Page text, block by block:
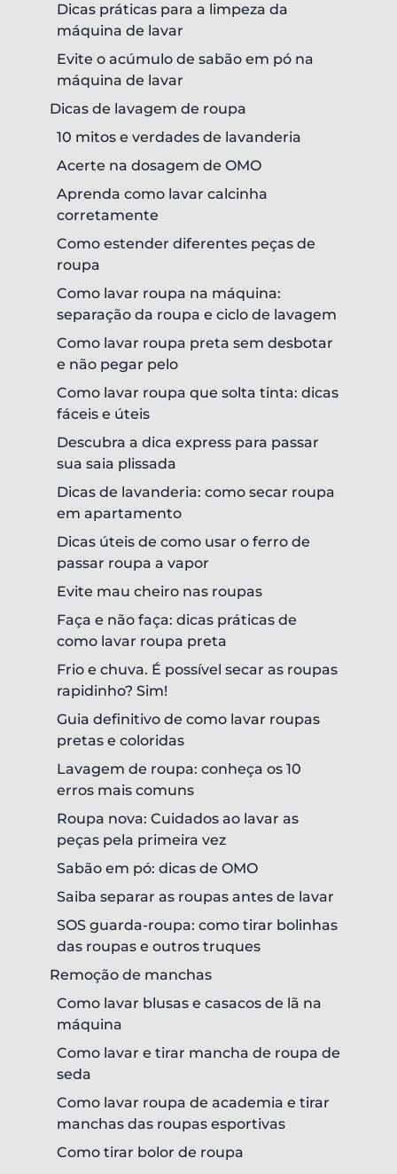
Dicas práticas para a limpeza da
máquina de lavar
Evite o acúmulo de sabão em pó na
máquina de lavar
Dicas de lavagem de roupa
10 mitos e verdades de lavanderia
Acerte na dosagem de OMO
Aprenda como lavar calcinha
corretamente
Como estender diferentes peças de
roupa
Como lavar roupa na máquina:
separação da roupa e ciclo de lavagem
Como lavar roupa preta sem desbotar
e não pegar pelo
Como lavar roupa que solta tinta: dicas
fáceis e úteis
Descubra a dica express para passar
sua saia plissada
Dicas de lavanderia: como secar roupa
em apartamento
Dicas úteis de como usar o ferro de
passar roupa a vapor
Evite mau cheiro nas roupas
Faça e não faça: dicas práticas de
como lavar roupa preta
Frio e chuva. É possível secar as roupas
rapidinho? Sim!
Guia definitivo de como lavar roupas
pretas e coloridas
Lavagem de roupa: conheça os 10
erros mais comuns
Roupa nova: Cuidados ao lavar as
peças pela primeira vez
Sabão em pó: dicas de OMO
Saiba separar as roupas antes de lavar
SOS guarda-roupa: como tirar bolinhas
das roupas e outros truques
Remoção de manchas
Como lavar blusas e casacos de lã na
máquina
Como lavar e tirar mancha de roupa de
seda
Como lavar roupa de academia e tirar
manchas das roupas esportivas
Como tirar bolor de roupa